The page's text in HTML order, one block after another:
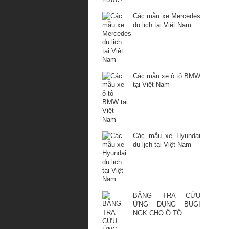
Các mẫu xe Mercedes
du lịch tại Việt Nam
Các mẫu xe ô tô BMW
tại Việt Nam
Các mẫu xe Hyundai
du lịch tại Việt Nam
BẢNG TRA CỨU
ỨNG DỤNG BUGI
NGK CHO Ô TÔ